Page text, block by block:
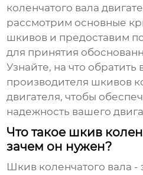
коленчатого вала
рассмотрим основные
шкивов и предоставим
для принятия
Узнайте, на что
производителя шкивов
двигателя, чтобы
надежность вашего
Что такое шкив
зачем он нужен?
Шкив коленчатого вала